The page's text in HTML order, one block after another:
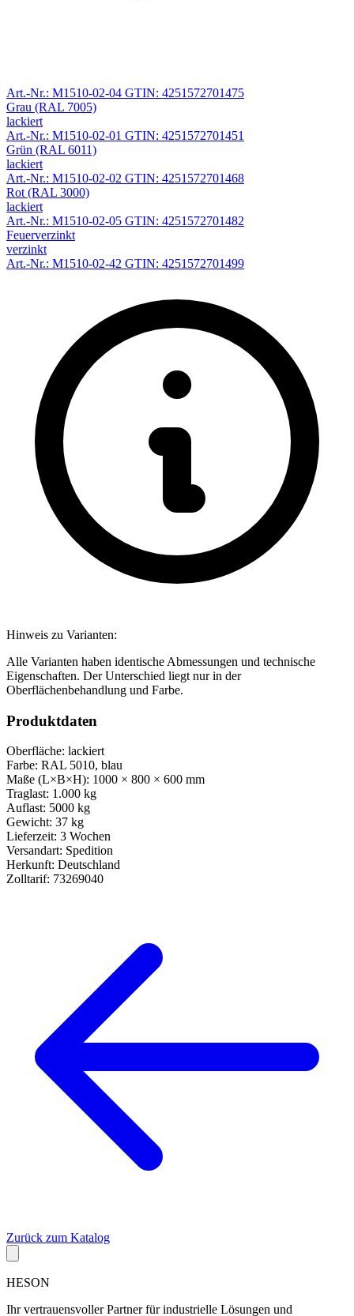
Art.-Nr.: M1510-02-04 GTIN: 4251572701475
Grau (RAL 7005)
lackiert
Art.-Nr.: M1510-02-01 GTIN: 4251572701451
Grün (RAL 6011)
lackiert
Art.-Nr.: M1510-02-02 GTIN: 4251572701468
Rot (RAL 3000)
lackiert
Art.-Nr.: M1510-02-05 GTIN: 4251572701482
Feuerverzinkt
verzinkt
Art.-Nr.: M1510-02-42 GTIN: 4251572701499
Hinweis zu Varianten:
Alle Varianten haben identische Abmessungen und technische
Eigenschaften. Der Unterschied liegt nur in der
Oberflächenbehandlung und Farbe.
Produktdaten
Oberfläche: lackiert
Farbe: RAL 5010, blau
Maße (L×B×H): 1000 × 800 × 600 mm
Traglast: 1.000 kg
Auflast: 5000 kg
Gewicht: 37 kg
Lieferzeit: 3 Wochen
Versandart: Spedition
Herkunft: Deutschland
Zolltarif: 73269040
Zurück zum Katalog
HESON
Ihr vertrauensvoller Partner für industrielle Lösungen und